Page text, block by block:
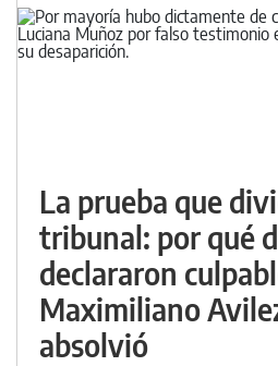
La prueba que
tribunal: por qué
declararon
Maximiliano
absolvió